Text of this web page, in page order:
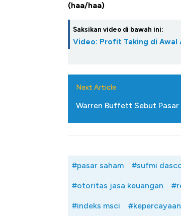
(haa/haa)
Saksikan video di bawah ini:
Video: Profit Taking di Awal
Next Article
Warren Buffett Sebut
#pasar saham #sufmi
#otoritas jasa keuangan
#indeks msci